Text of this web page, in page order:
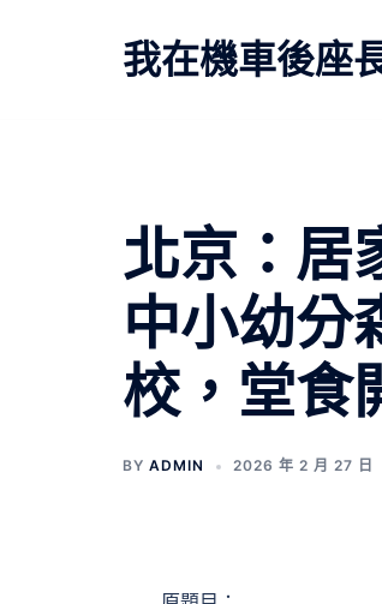
我在機車後座
北京：居
中小幼分
校，堂食
BY ADMIN 2026 年 2 月 27 日
文
章
導
覽